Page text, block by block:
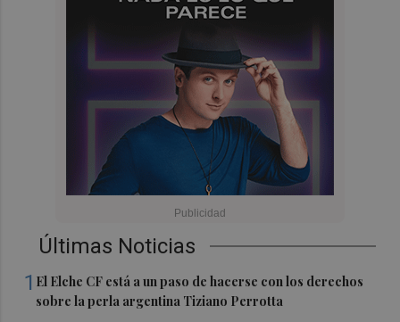
Últimas Noticias
1 El Elche CF está a un paso de hacerse con los derechos
sobre la perla argentina Tiziano Perrotta